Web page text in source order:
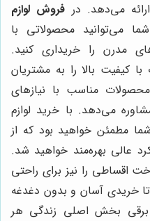
می‌دهد. در فروش لوازم
شما می‌توانید محصولاتی با
مدرن را خریداری کنید.
کیفیت بالا را به مشتریان
مناسب با نیازهای
می‌دهد. با خرید لوازم
مطمئن خواهید بود که از
عالی بهره‌مند خواهید شد.
اقساطی را نیز برای راحتی
خریدی آسان و بدون دغدغه
برقی بخش اصلی زندگی هر